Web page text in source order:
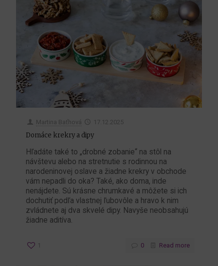
Martina Baťhová 17.12.2025
Domáce krekry a dipy
Hľadáte také to „drobné zobanie“ na stôl na
návštevu alebo na stretnutie s rodinnou na
narodeninovej oslave a žiadne krekry v obchode
vám nepadli do oka? Také, ako doma, inde
nenájdete. Sú krásne chrumkavé a môžete si ich
dochutiť podľa vlastnej ľubovôle a hravo k nim
zvládnete aj dva skvelé dipy. Navyše neobsahujú
žiadne aditíva.
1 0 Read more